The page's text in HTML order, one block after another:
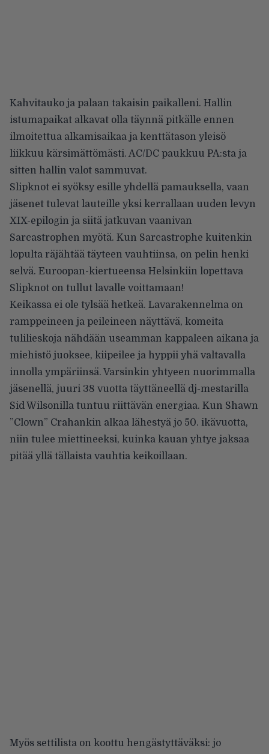
Kahvitauko ja palaan takaisin paikalleni. Hallin
istumapaikat alkavat olla täynnä pitkälle ennen
ilmoitettua alkamisaikaa ja kenttätason yleisö
liikkuu kärsimättömästi. AC/DC paukkuu PA:sta ja
sitten hallin valot sammuvat.
Slipknot ei syöksy esille yhdellä pamauksella, vaan
jäsenet tulevat lauteille yksi kerrallaan uuden levyn
XIX-epilogin ja siitä jatkuvan vaanivan
Sarcastrophen myötä. Kun Sarcastrophe kuitenkin
lopulta räjähtää täyteen vauhtiinsa, on pelin henki
selvä. Euroopan-kiertueensa Helsinkiin lopettava
Slipknot on tullut lavalle voittamaan!
Keikassa ei ole tylsää hetkeä. Lavarakennelma on
ramppeineen ja peileineen näyttävä, komeita
tulilieskoja nähdään useamman kappaleen aikana ja
miehistö juoksee, kiipeilee ja hyppii yhä valtavalla
innolla ympäriinsä. Varsinkin yhtyeen nuorimmalla
jäsenellä, juuri 38 vuotta täyttäneellä dj-mestarilla
Sid Wilsonilla tuntuu riittävän energiaa. Kun Shawn
”Clown” Crahankin alkaa lähestyä jo 50. ikävuotta,
niin tulee miettineeksi, kuinka kauan yhtye jaksaa
pitää yllä tällaista vauhtia keikoillaan.
Myös settilista on koottu hengästyttäväksi: jo